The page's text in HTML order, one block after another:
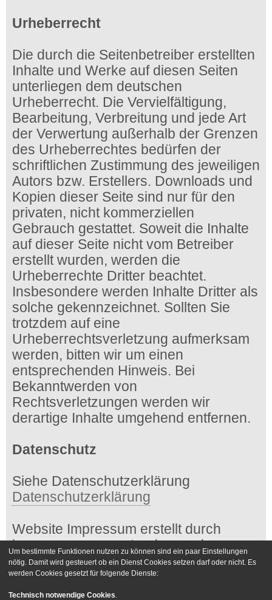
Urheberrecht
Die durch die Seitenbetreiber erstellten
Inhalte und Werke auf diesen Seiten
unterliegen dem deutschen
Urheberrecht. Die Vervielfältigung,
Bearbeitung, Verbreitung und jede Art
der Verwertung außerhalb der Grenzen
des Urheberrechtes bedürfen der
schriftlichen Zustimmung des jeweiligen
Autors bzw. Erstellers. Downloads und
Kopien dieser Seite sind nur für den
privaten, nicht kommerziellen
Gebrauch gestattet. Soweit die Inhalte
auf dieser Seite nicht vom Betreiber
erstellt wurden, werden die
Urheberrechte Dritter beachtet.
Insbesondere werden Inhalte Dritter als
solche gekennzeichnet. Sollten Sie
trotzdem auf eine
Urheberrechtsverletzung aufmerksam
werden, bitten wir um einen
entsprechenden Hinweis. Bei
Bekanntwerden von
Rechtsverletzungen werden wir
derartige Inhalte umgehend entfernen.
Datenschutz
Siehe Datenschutzerklärung
Datenschutzerklärung
Website Impressum erstellt durch
impressum-generator.de von der
Kanzlei Hasselbach
Foren-Übersicht Kontakt
Um bestimmte Funktionen nutzen zu können sind ein paar Einstellungen
nötig. Damit wird gesteuert ob ein Dienst Cookies setzen darf oder nicht. Es
werden Cookies gesetzt für folgende Dienste:
Technisch notwendige Cookies.